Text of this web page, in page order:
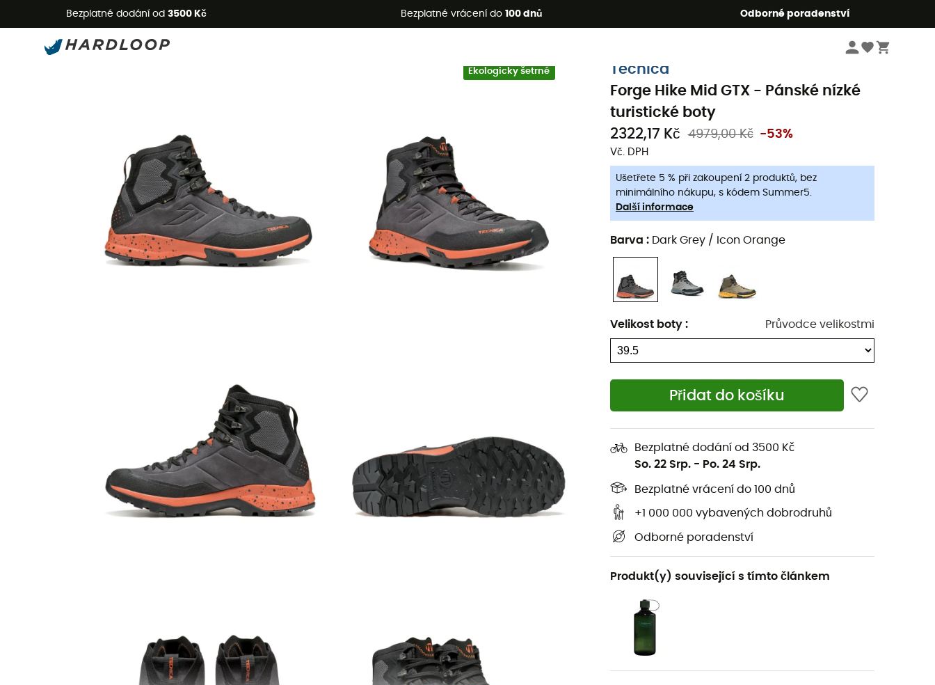
Bezplatné dodání od 3500 Kč Bezplatné vrácení do 100 dnů Odborné poradenství
Letní akce 🔥 -5 % EXTRA při nákupu 2 produktů* s kódem Summer5
Ekologicky šetrné
Pánské trekové boty & turistické
Tecnica
Forge Hike Mid GTX - Pánské nízké
turistické boty
2322,17 Kč
4979,00 Kč -53%
Vč. DPH
Ušetřete 5 % při zakoupení 2 produktů, bez
minimálního nákupu, s kódem Summer5.
Další informace
Barva : Dark Grey / Icon Orange
Velikost boty : Průvodce velikostmi
Přidat do košíku
Bezplatné dodání od 3500 Kč
So. 22 Srp. - Po. 24 Srp.
Bezplatné vrácení do 100 dnů
+1 000 000 vybavených dobrodruhů
Odborné poradenství
Produkt(y) související s tímto článkem